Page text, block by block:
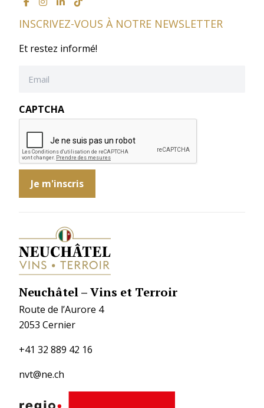
INSCRIVEZ-VOUS À NOTRE NEWSLETTER
Et restez informé!
l
(
e
s
CAPTCHA
Neuchâtel – Vins et Terroir
Route de l’Aurore 4
2053 Cernier
+41 32 889 42 16
nvt@ne.ch